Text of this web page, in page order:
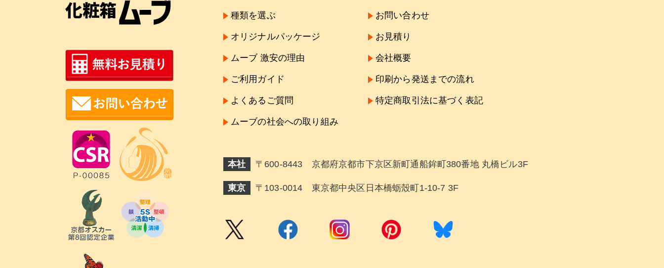
種類を選ぶ
オリジナルパッケージ
ムーブ 激安の理由
ご利用ガイド
よくあるご質問
ムーブの社会への取り組み
お問い合わせ
お見積り
会社概要
印刷から発送までの流れ
特定商取引法に基づく表記
本社 〒600-8443 京都府京都市下京区新町通船鉾町380番地 丸橋ビル3F
東京 〒103-0014 東京都中央区日本橋蛎殼町1-10-7 3F